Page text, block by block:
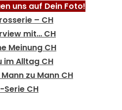
uns auf Dein Foto!
– CH
mit… CH
Meinung CH
im Alltag CH
zu Mann CH
CH